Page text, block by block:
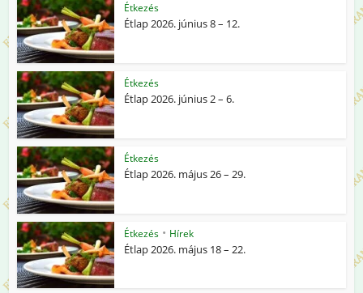
Étkezés
Étlap 2026. június 8 – 12.
Étkezés
Étlap 2026. június 2 – 6.
Étkezés
Étlap 2026. május 26 – 29.
Étkezés • Hírek
Étlap 2026. május 18 – 22.